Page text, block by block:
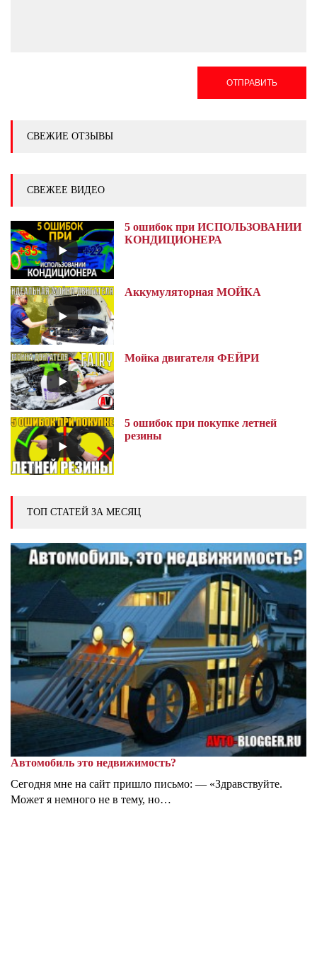
ОТПРАВИТЬ
СВЕЖИЕ ОТЗЫВЫ
СВЕЖЕЕ ВИДЕО
5 ошибок при ИСПОЛЬЗОВАНИИ
КОНДИЦИОНЕРА
Аккумуляторная МОЙКА
Мойка двигателя ФЕЙРИ
5 ошибок при покупке летней
резины
ТОП СТАТЕЙ ЗА МЕСЯЦ
Автомобиль это недвижимость?
Сегодня мне на сайт пришло письмо: — «Здравствуйте.
Может я немного не в тему, но…